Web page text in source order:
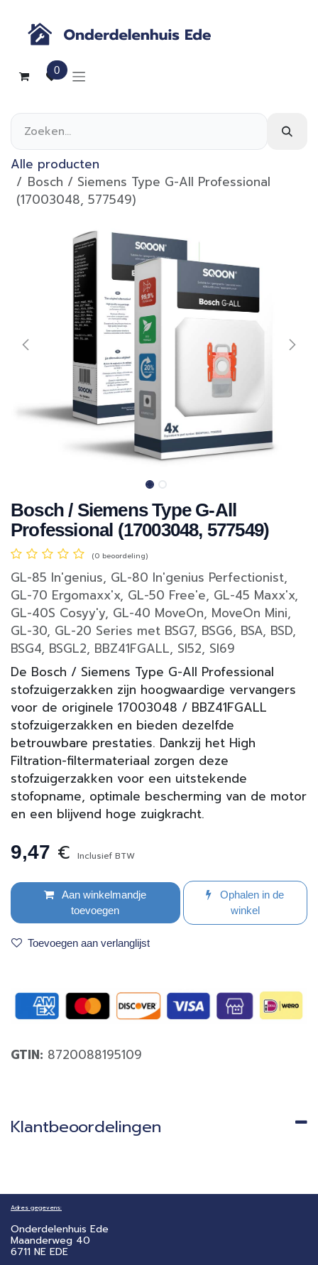
0
Alle producten
Bosch / Siemens Type G-All Professional
(17003048, 577549)
Bosch / Siemens Type G-All
Professional (17003048, 577549)
(0 beoordeling)
GL-85 In'genius, GL-80 In'genius Perfectionist,
GL-70 Ergomaxx'x, GL-50 Free'e, GL-45 Maxx'x,
GL-40S Cosyy'y, GL-40 MoveOn, MoveOn Mini,
GL-30, GL-20 Series met BSG7, BSG6, BSA, BSD,
BSG4, BSGL2, BBZ41FGALL, SI52, SI69
De Bosch / Siemens Type G-All Professional
stofzuigerzakken zijn hoogwaardige vervangers
voor de originele 17003048 / BBZ41FGALL
stofzuigerzakken en bieden dezelfde
betrouwbare prestaties. Dankzij het High
Filtration-filtermateriaal zorgen deze
stofzuigerzakken voor een uitstekende
stofopname, optimale bescherming van de motor
en een blijvend hoge zuigkracht.
9,47 € Inclusief BTW
Aan winkelmandje
toevoegen
Ophalen in de
winkel
Toevoegen aan verlanglijst
GTIN: 8720088195109
Klantbeoordelingen
Adres gegevens:
Onderdelenhuis Ede
Maanderweg 40
6711 NE EDE